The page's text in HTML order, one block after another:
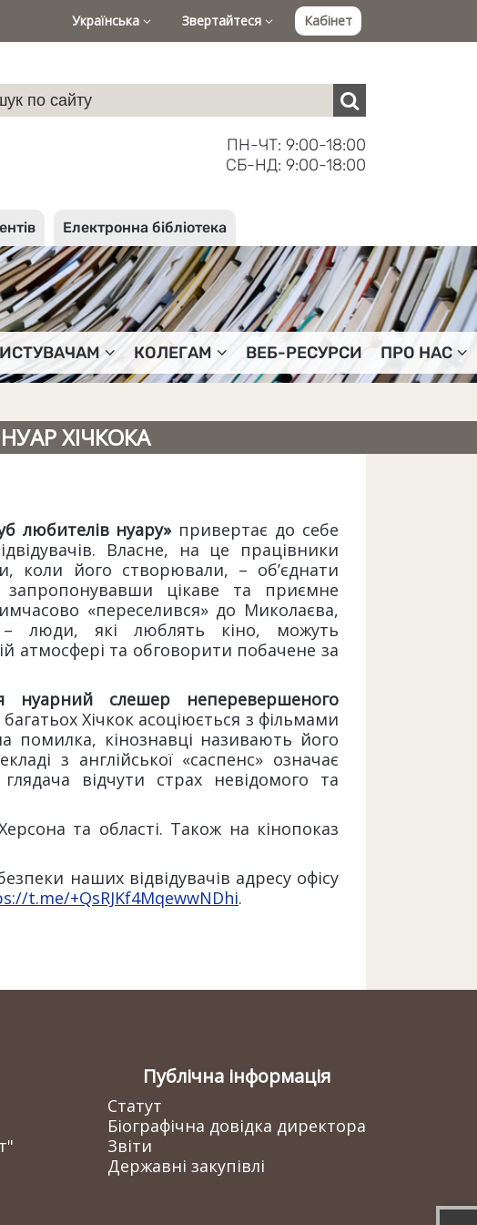
Українська Звертайтеся Кабінет
ПН-ЧТ: 9:00-18:00
СБ-НД: 9:00-18:00
Електронна бібліотека
КОЛЕГАМ ВЕБ-РЕСУРСИ ПРО НАС
ХІЧКОКА
любителів нуару»привертає до себе
Власне, на це працівники
коли його створювали, – об’єднати
цікаве та приємне
«переселився» до Миколаєва,
– люди, які люблять кіно, можуть
атмосфері та обговорити побачене за
слешер неперевершеного
Хічкок асоціюється з фільмами
помилка, кінознавці називають його
з англійської «саспенс» означає
відчути страх невідомого та
та області. Також на кінопоказ
наших відвідувачів адресу офісу
t.me/+QsRJKf4MqewwNDhi.
Публічна інформація
Статут
Біографічна довідка директора
Звіти
Державні закупівлі